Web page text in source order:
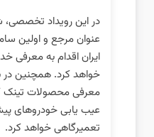
در این رویداد
عنوان مرجع و اولین
ایران اقدام به معرفی
خواهد کرد. همچنین در
معرفی محصولات تینک
عیب‌ یابی خودروهای
تعمیرگاهی خواهد کرد.